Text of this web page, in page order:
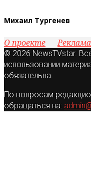
Михаил Тургенев
О проекте Реклама
© 2026 NewsTVstar.
использовании
обязательна.
По вопросам
обращаться на: